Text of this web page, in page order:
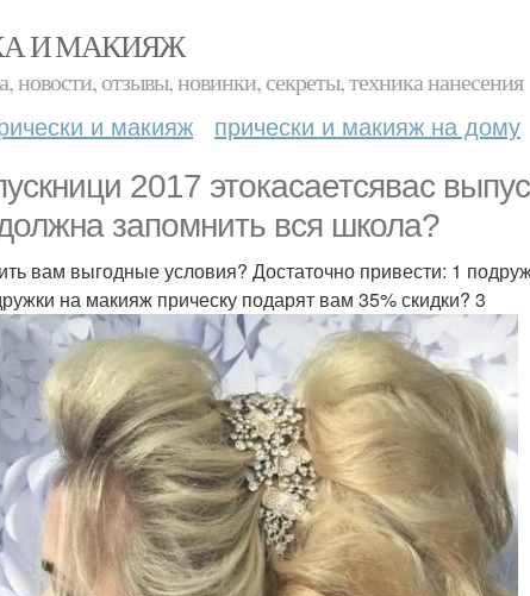
И МАКИЯЖ
отзывы, новинки, секреты, техника нанесения
и макияж прически и макияж на дому
2017 этокасаетсявас
запомнить вся школа?
вам выгодные условия? Достаточно привести: 1
на макияж прическу подарят вам 35% скидки? 3